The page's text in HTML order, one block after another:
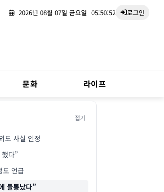
2026년 08월 07일 금요일 05:50:53 로그인
문화 라이프
접기
도 사실 인정
다”
도 언급
들통났다”